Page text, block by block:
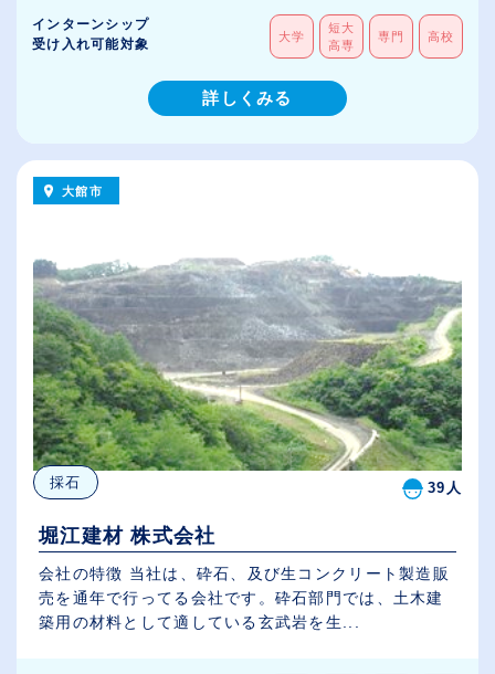
インターンシップ
受け入れ可能対象
大学
短大
高専
専門 高校
詳しくみる
大館市
採石 39人
堀江建材 株式会社
会社の特徴 当社は、砕石、及び生コンクリート製造販
売を通年で行ってる会社です。砕石部門では、土木建
築用の材料として適している玄武岩を生...